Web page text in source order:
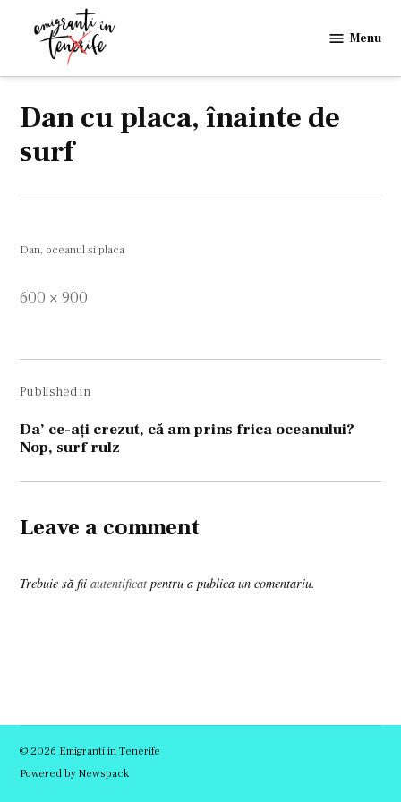
in
Menu
Dan cu placa, înainte de
surf
Dan, oceanul şi placa
Full
600 × 900
în
articole
Published in
Da’ ce-aţi crezut, că am prins frica oceanului?
Nop, surf rulz
Leave a comment
Trebuie să fiiautentificat pentru a publica un comentariu.
© 2026 Emigranti in Tenerife
Powered by Newspack